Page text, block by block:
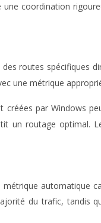
coordination
des routes spécifiques
une métrique
par Windows
un routage optimal.
métrique automatique
du trafic, tandis